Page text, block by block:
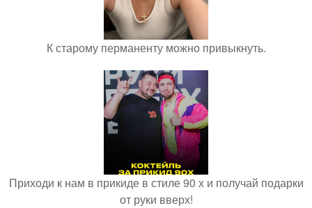
К старому перманенту можно привыкнуть.
Приходи к нам в прикиде в стиле 90 х и получай подарки
от руки вверх!